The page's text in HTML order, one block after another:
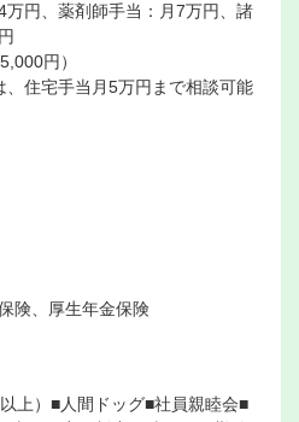
円、薬剤師手当：月7万円、諸
円）
住宅手当月5万円まで相談可能
険、厚生年金保険
上）■人間ドッグ■社員親睦会■